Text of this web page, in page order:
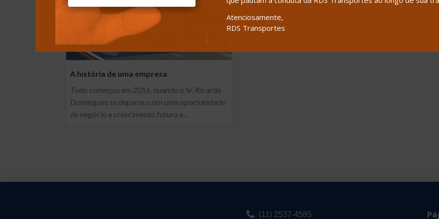
A história de uma empresa
Tudo começou em 2016, quando o Sr. Ricardo
Domingues se deparou com uma oportunidade
de negócio e crescimento futuro e…
(11) 2537-4585
Atenciosamente,
RDS Transportes